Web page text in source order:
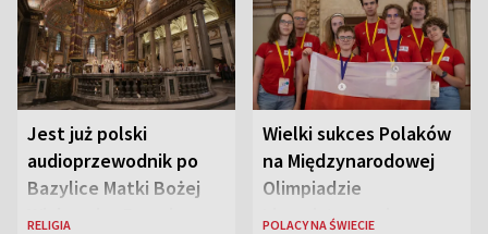
Jest już polski
audioprzewodnik po
Bazylice Matki Bożej
Większej w Rzymie
RELIGIA
Wielki sukces Polaków
na Międzynarodowej
Olimpiadzie
Lingwistycznej
POLACY NA ŚWIECIE